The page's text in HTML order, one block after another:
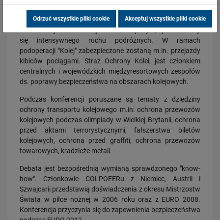
partnerzy z Ukrainy przygotowują kolejne obiekty w Kijowie,
Lwowie, Doniecku i w Charkowie.
Na niełatwym do ochrony terenie kolejowym, spodziewamy
się intensywnego ruchu podróżnych. W ramach
podoperacji "Kolej" zabezpieczone zostaną m.in. przejazdy
kibiców pociągami. Straż Ochrony Kolei, jest członkiem
centralnych i wojewódzkich międzyresortowych zespołów
ds. poprawy bezpieczeństwa na obszarach kolejowych.
Podczas konferencji poruszane są tematy z dziedziny
ochrony transportu kolejowego m.in: ochrona przewozów
kolejowych podczas olimpiady w Wielkiej Brytanii, ochrona
przed aktami terrorystycznymi, fałszerstwa biletów
kolejowych, ochrona przed graffiti, ochrona przewozów
towarowych, kradzieże metali.
Debata jest bezpośrednią wymianą sprawdzonego "know-
how". Członkowie COLPOFERu z Niemiec, Austrii i
Szwajcarii przedstawią doświadczenia z okresu Mistrzostw
Świata w piłce nożnej w 2006 roku oraz z EURO 2008.
Konferencja przyczynia się do zapewnienia bezpieczeństwa
Bydgoszcz Fordon po zmianach. Nowe perony, większa
przepustowość i kolejny…
PRZECZYTAJ
23.07.2026
pokazują…
PRZECZYTAJ
Odrzuć wszystkie pliki cookie Akceptuj wszystkie pliki cookie